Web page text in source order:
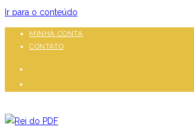
Ir para o conteúdo
MINHA CONTA
CONTATO